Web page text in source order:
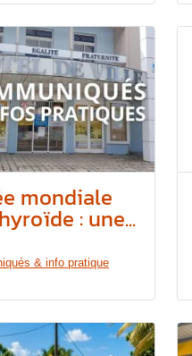
mondiale
: une...
& info pratique